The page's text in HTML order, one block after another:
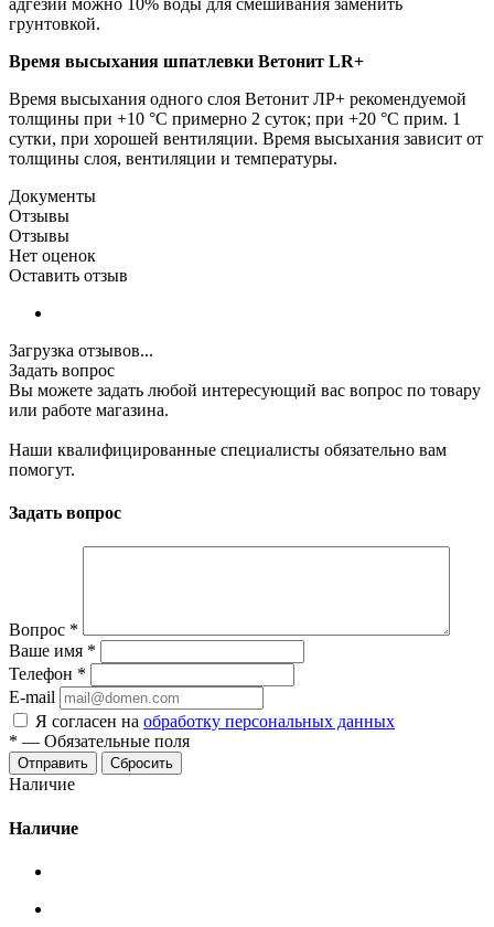
грунтовкой.
Время высыхания шпатлевки Ветонит LR+
Время высыхания одного слоя Ветонит ЛР+ рекомендуемой
толщины при +10 °С примерно 2 суток; при +20 °С прим. 1
сутки, при хорошей вентиляции. Время высыхания зависит от
толщины слоя, вентиляции и температуры.
Документы
Отзывы
Отзывы
Нет оценок
Оставить отзыв
Загрузка отзывов...
Задать вопрос
Вы можете задать любой интересующий вас вопрос по товару
или работе магазина.
Наши квалифицированные специалисты обязательно вам
помогут.
Задать вопрос
Вопрос *
Ваше имя *
Телефон *
E-mail
Я согласен на обработку персональных данных
* — Обязательные поля
Сбросить
Наличие
Наличие